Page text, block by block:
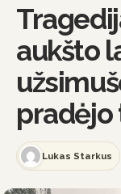
aukšto
Lukas Starkus